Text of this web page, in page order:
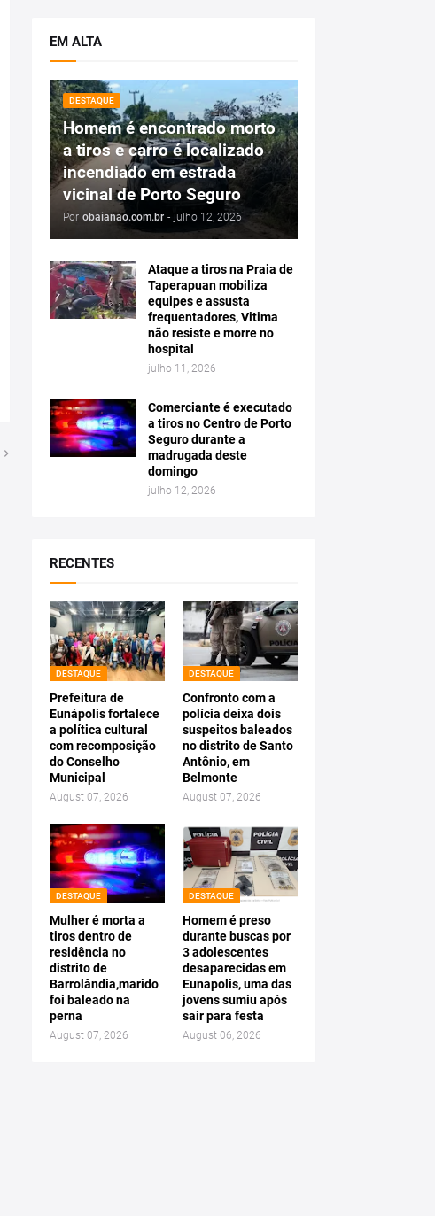
EM ALTA
DESTAQUE
Homem é encontrado morto
a tiros e carro é localizado
incendiado em estrada
vicinal de Porto Seguro
Por obaianao.com.br - julho 12, 2026
Ataque a tiros na Praia de
Taperapuan mobiliza
equipes e assusta
frequentadores, Vitima
não resiste e morre no
hospital
julho 11, 2026
Comerciante é executado
a tiros no Centro de Porto
Seguro durante a
madrugada deste
domingo
julho 12, 2026
RECENTES
DESTAQUE
Prefeitura de
Eunápolis fortalece
a política cultural
com recomposição
do Conselho
Municipal
August 07, 2026
DESTAQUE
Confronto com a
polícia deixa dois
suspeitos baleados
no distrito de Santo
Antônio, em
Belmonte
August 07, 2026
DESTAQUE
Mulher é morta a
tiros dentro de
residência no
distrito de
Barrolândia,marido
foi baleado na
perna
August 07, 2026
DESTAQUE
Homem é preso
durante buscas por
3 adolescentes
desaparecidas em
Eunapolis, uma das
jovens sumiu após
sair para festa
August 06, 2026